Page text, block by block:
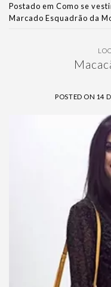
Postado em Como se
Marcado Esquadrão da
POSTED ON 14